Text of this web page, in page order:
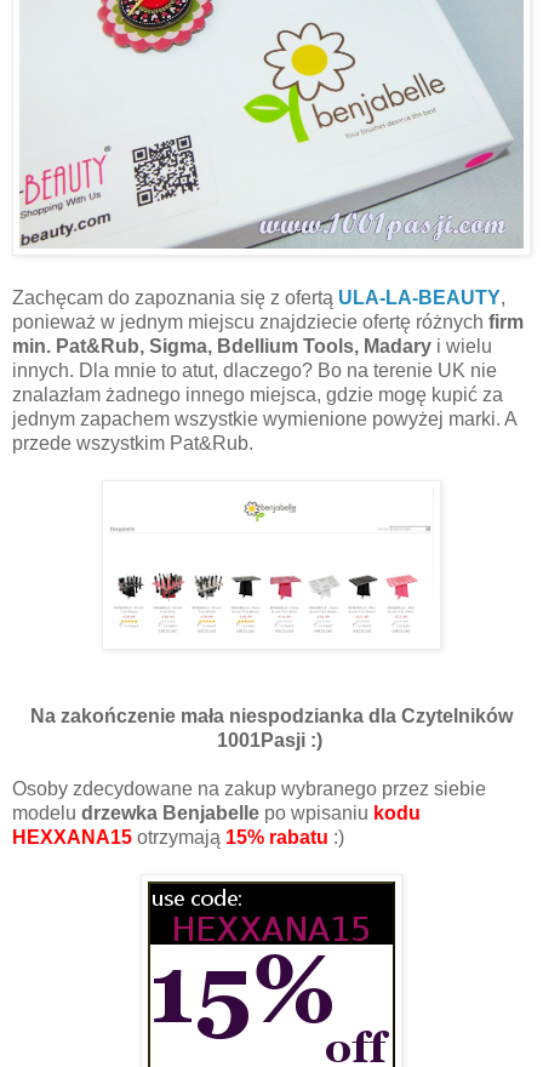
Zachęcam do zapoznania się z ofertą ULA-LA-BEAUTY,
ponieważ w jednym miejscu znajdziecie ofertę różnych firm
min. Pat&Rub, Sigma, Bdellium Tools, Madary i wielu
innych. Dla mnie to atut, dlaczego? Bo na terenie UK nie
znalazłam żadnego innego miejsca, gdzie mogę kupić za
jednym zapachem wszystkie wymienione powyżej marki. A
przede wszystkim Pat&Rub.
Na zakończenie mała niespodzianka dla Czytelników
1001Pasji :)
Osoby zdecydowane na zakup wybranego przez siebie
modelu drzewka Benjabelle po wpisaniu kodu
HEXXANA15 otrzymają 15% rabatu :)